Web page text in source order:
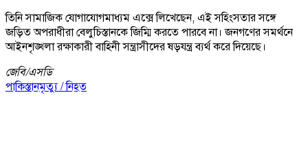
তিনি সামাজিক যোগাযোগমাধ্যম এক্সে লিখেছেন, এই সহিংসতার সঙ্গে
জড়িত অপরাধীরা বেলুচিস্তানকে জিম্মি করতে পারবে না। জনগণের সমর্থনে
আইনশৃঙ্খলা রক্ষাকারী বাহিনী সন্ত্রাসীদের ষড়যন্ত্র ব্যর্থ করে দিয়েছে।
জেবি/এসডি
পাকিস্তানমৃত্যু / নিহত